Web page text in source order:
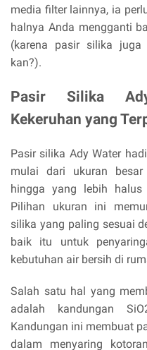
media filter lainnya, ia
halnya Anda mengganti
(karena pasir silika juga
kan?).
Pasir Silika
Kekeruhan yang
Pasir silika Ady Water
mulai dari ukuran
hingga yang lebih
Pilihan ukuran ini
silika yang paling sesuai
baik itu untuk
kebutuhan air bersih di
Salah satu hal yang
adalah kandungan
Kandungan ini membuat
dalam menyaring